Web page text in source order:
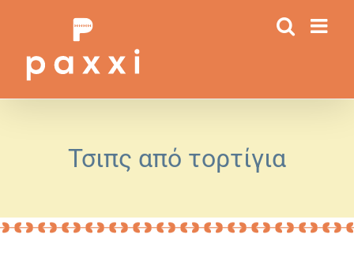
περιεχόμενο
Τσιπς από τορτίγια